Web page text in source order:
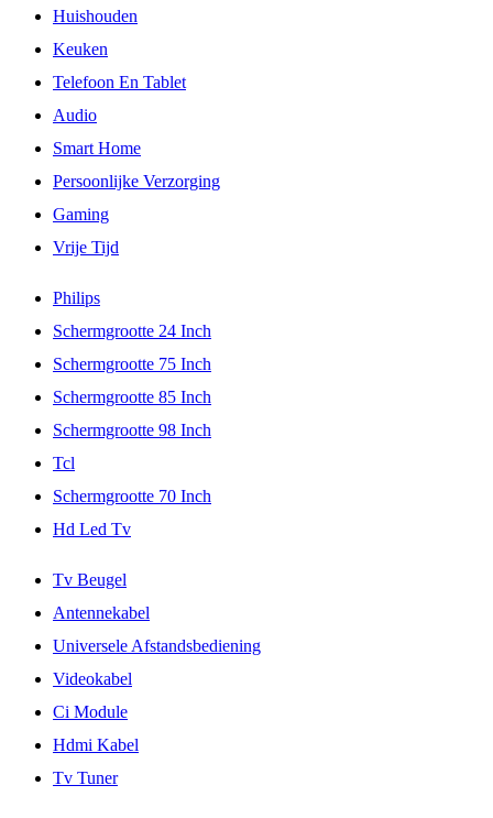
Huishouden
Keuken
Telefoon En Tablet
Audio
Smart Home
Persoonlijke Verzorging
Gaming
Vrije Tijd
Philips
Schermgrootte 24 Inch
Schermgrootte 75 Inch
Schermgrootte 85 Inch
Schermgrootte 98 Inch
Tcl
Schermgrootte 70 Inch
Hd Led Tv
Tv Beugel
Antennekabel
Universele Afstandsbediening
Videokabel
Ci Module
Hdmi Kabel
Tv Tuner